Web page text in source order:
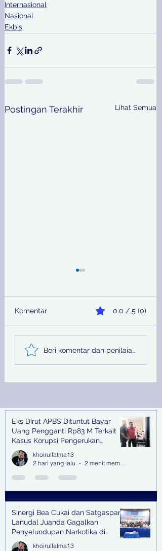
Internasional
Nasional
Ekbis
Postingan Terakhir Lihat Semua
Sinergi Bea Cukai dan
Satgaspam Lanudal
Juanda Gagalkan
Komentar 0.0 / 5 (0)
Beri komentar dan penilaian...
Recent Posts
Eks Dirut APBS Dituntut Bayar
Uang Pengganti Rp83 M Terkait
Kasus Korupsi Pengerukan
Tanjung Perak
khoirulfatma13
2 hari yang lalu
2 menit membaca
Sinergi Bea Cukai dan Satgaspam
Lanudal Juanda Gagalkan
Penyelundupan Narkotika di
Bandara Juanda
khoirulfatma13